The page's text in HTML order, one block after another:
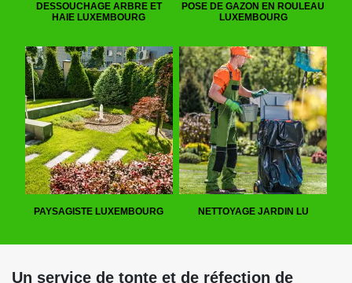
DESSOUCHAGE ARBRE ET
HAIE LUXEMBOURG
POSE DE GAZON EN ROULEAU
LUXEMBOURG
PAYSAGISTE LUXEMBOURG NETTOYAGE JARDIN LU
Un service de tonte et de réfection de